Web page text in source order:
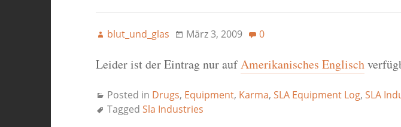
blut_und_glas März 3, 2009 0
Leider ist der Eintrag nur aufAmerikanisches Englisch
Posted in Drugs, Equipment, Karma, SLA Equipment Log, SLA
Tagged Sla Industries